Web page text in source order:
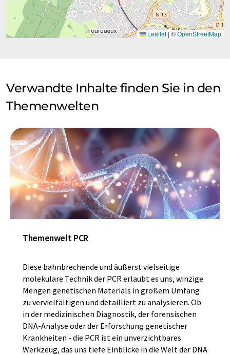
Leaflet | ©OpenStreetMap
Verwandte Inhalte finden Sie in den
Themenwelten
Themenwelt PCR
Diese bahnbrechende und äußerst vielseitige
molekulare Technik der PCR erlaubt es uns, winzige
Mengen genetischen Materials in großem Umfang
zu vervielfältigen und detailliert zu analysieren. Ob
in der medizinischen Diagnostik, der forensischen
DNA-Analyse oder der Erforschung genetischer
Krankheiten - die PCR ist ein unverzichtbares
Werkzeug, das uns tiefe Einblicke in die Welt der DNA